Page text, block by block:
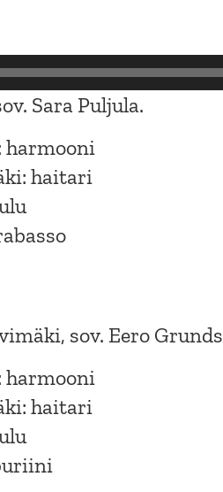
Sara Puljula.
harmooni
haitari
sov. Eero
harmooni
haitari